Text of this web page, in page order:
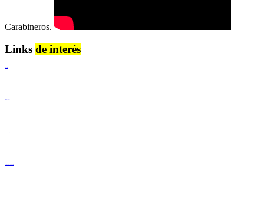
Carabineros.
Links de interés